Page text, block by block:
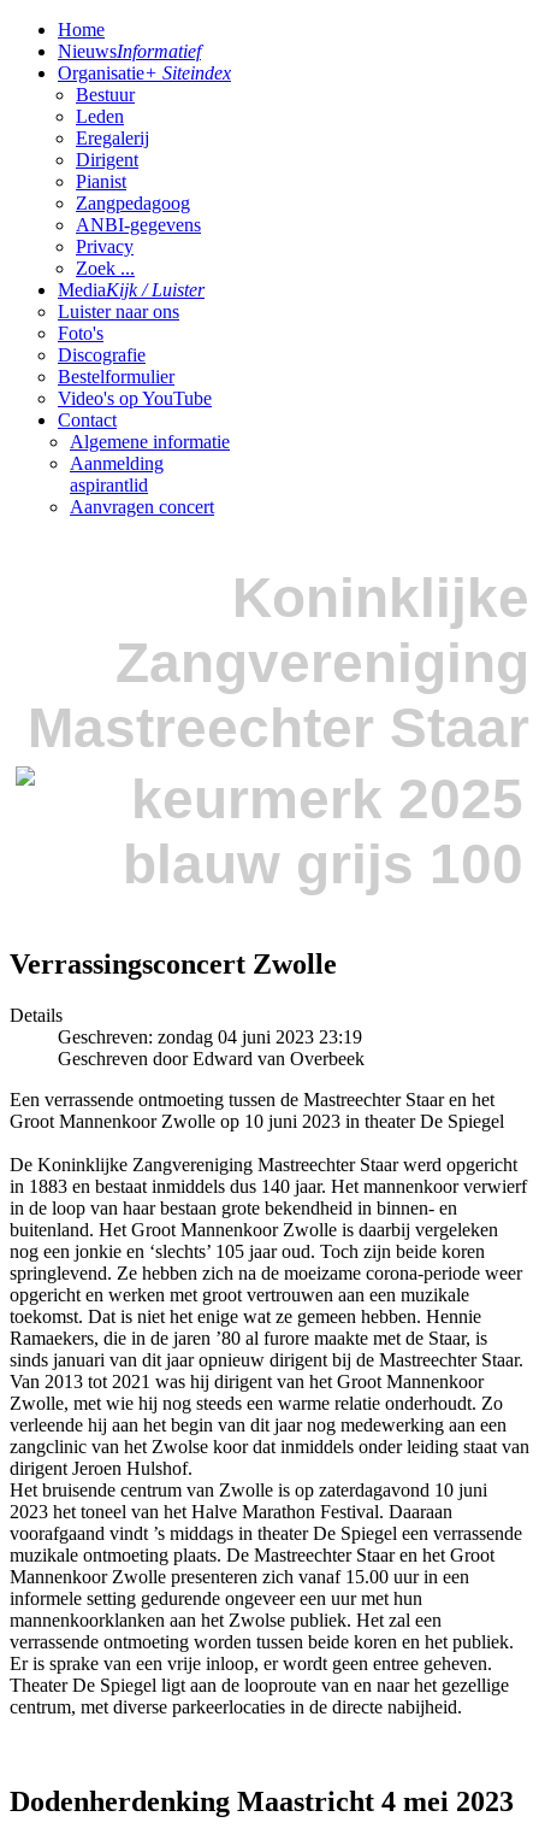
Home
NieuwsInformatief
Organisatie+ Siteindex
Bestuur
Leden
Eregalerij
Dirigent
Pianist
Zangpedagoog
ANBI-gegevens
Privacy
Zoek ...
MediaKijk / Luister
Luister naar ons
Foto's
Discografie
Bestelformulier
Video's op YouTube
Contact
Algemene informatie
Aanmelding
aspirantlid
Aanvragen concert
Koninklijke
Zangvereniging
Mastreechter Staar
Verrassingsconcert Zwolle
Details
Geschreven: zondag 04 juni 2023 23:19
Geschreven door Edward van Overbeek
Een verrassende ontmoeting tussen de Mastreechter Staar en het
Groot Mannenkoor Zwolle op 10 juni 2023 in theater De Spiegel
De Koninklijke Zangvereniging Mastreechter Staar werd opgericht
in 1883 en bestaat inmiddels dus 140 jaar. Het mannenkoor verwierf
in de loop van haar bestaan grote bekendheid in binnen- en
buitenland. Het Groot Mannenkoor Zwolle is daarbij vergeleken
nog een jonkie en ‘slechts’ 105 jaar oud. Toch zijn beide koren
springlevend. Ze hebben zich na de moeizame corona-periode weer
opgericht en werken met groot vertrouwen aan een muzikale
toekomst. Dat is niet het enige wat ze gemeen hebben. Hennie
Ramaekers, die in de jaren ’80 al furore maakte met de Staar, is
sinds januari van dit jaar opnieuw dirigent bij de Mastreechter Staar.
Van 2013 tot 2021 was hij dirigent van het Groot Mannenkoor
Zwolle, met wie hij nog steeds een warme relatie onderhoudt. Zo
verleende hij aan het begin van dit jaar nog medewerking aan een
zangclinic van het Zwolse koor dat inmiddels onder leiding staat van
dirigent Jeroen Hulshof.
Het bruisende centrum van Zwolle is op zaterdagavond 10 juni
2023 het toneel van het Halve Marathon Festival. Daaraan
voorafgaand vindt ’s middags in theater De Spiegel een verrassende
muzikale ontmoeting plaats. De Mastreechter Staar en het Groot
Mannenkoor Zwolle presenteren zich vanaf 15.00 uur in een
informele setting gedurende ongeveer een uur met hun
mannenkoorklanken aan het Zwolse publiek. Het zal een
verrassende ontmoeting worden tussen beide koren en het publiek.
Er is sprake van een vrije inloop, er wordt geen entree geheven.
Theater De Spiegel ligt aan de looproute van en naar het gezellige
centrum, met diverse parkeerlocaties in de directe nabijheid.
Dodenherdenking Maastricht 4 mei 2023